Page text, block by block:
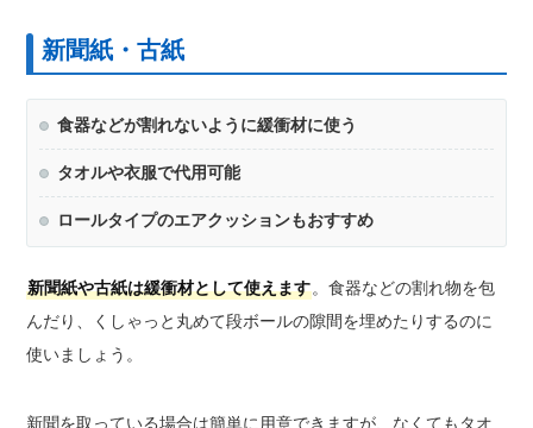
新聞紙・古紙
食器などが割れないように緩衝材に使う
タオルや衣服で代用可能
ロールタイプのエアクッションもおすすめ
新聞紙や古紙は緩衝材として使えます。食器などの割れ物を包
んだり、くしゃっと丸めて段ボールの隙間を埋めたりするのに
使いましょう。
新聞を取っている場合は簡単に用意できますが、なくてもタオ